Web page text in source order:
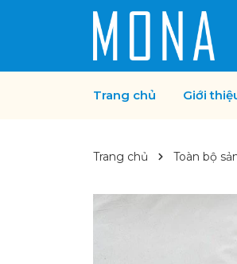
Trang chủ Giới
Trang chủ Toàn bộ